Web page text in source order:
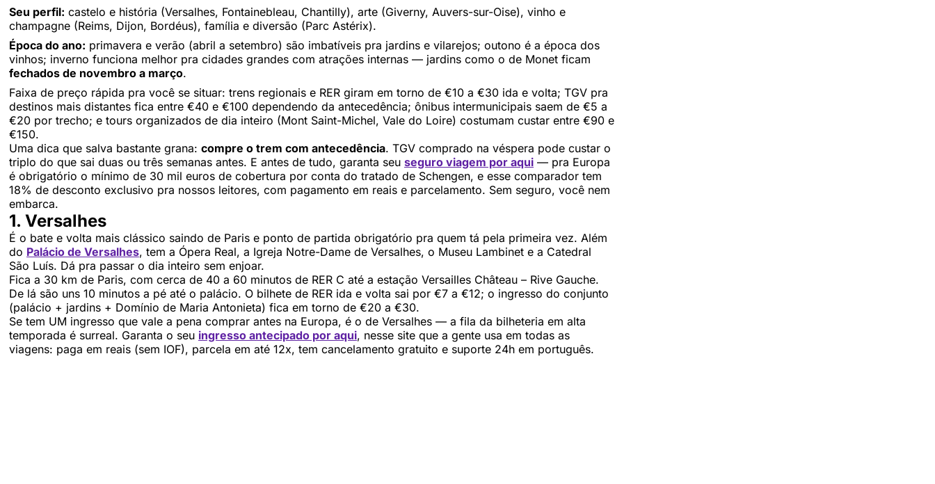
Seu perfil: castelo e história (Versalhes, Fontainebleau, Chantilly), arte (Giverny, Auvers-sur-Oise), vinho e
champagne (Reims, Dijon, Bordéus), família e diversão (Parc Astérix).
Época do ano: primavera e verão (abril a setembro) são imbatíveis pra jardins e vilarejos; outono é a época dos
vinhos; inverno funciona melhor pra cidades grandes com atrações internas — jardins como o de Monet ficam
fechados de novembro a março.
Faixa de preço rápida pra você se situar: trens regionais e RER giram em torno de €10 a €30 ida e volta; TGV pra
destinos mais distantes fica entre €40 e €100 dependendo da antecedência; ônibus intermunicipais saem de €5 a
€20 por trecho; e tours organizados de dia inteiro (Mont Saint-Michel, Vale do Loire) costumam custar entre €90 e
€150.
Uma dica que salva bastante grana: compre o trem com antecedência. TGV comprado na véspera pode custar o
triplo do que sai duas ou três semanas antes. E antes de tudo, garanta seu seguro viagem por aqui — pra Europa
é obrigatório o mínimo de 30 mil euros de cobertura por conta do tratado de Schengen, e esse comparador tem
18% de desconto exclusivo pra nossos leitores, com pagamento em reais e parcelamento. Sem seguro, você nem
embarca.
1. Versalhes
É o bate e volta mais clássico saindo de Paris e ponto de partida obrigatório pra quem tá pela primeira vez. Além
do Palácio de Versalhes, tem a Ópera Real, a Igreja Notre-Dame de Versalhes, o Museu Lambinet e a Catedral
São Luís. Dá pra passar o dia inteiro sem enjoar.
Fica a 30 km de Paris, com cerca de 40 a 60 minutos de RER C até a estação Versailles Château – Rive Gauche.
De lá são uns 10 minutos a pé até o palácio. O bilhete de RER ida e volta sai por €7 a €12; o ingresso do conjunto
(palácio + jardins + Domínio de Maria Antonieta) fica em torno de €20 a €30.
Se tem UM ingresso que vale a pena comprar antes na Europa, é o de Versalhes — a fila da bilheteria em alta
temporada é surreal. Garanta o seu ingresso antecipado por aqui, nesse site que a gente usa em todas as
viagens: paga em reais (sem IOF), parcela em até 12x, tem cancelamento gratuito e suporte 24h em português.